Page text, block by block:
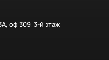
оф 309, 3-й этаж